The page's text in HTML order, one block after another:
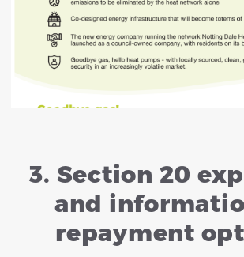
3. Section 20
and
repayment